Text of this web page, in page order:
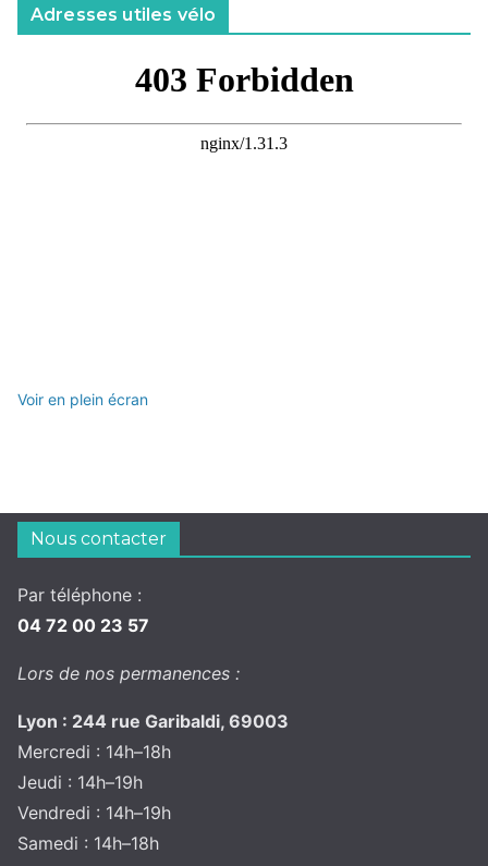
Adresses utiles vélo
Voir en plein écran
Nous contacter
Par téléphone :
04 72 00 23 57
Lors de nos permanences :
Lyon : 244 rue Garibaldi, 69003
Mercredi : 14h–18h
Jeudi : 14h–19h
Vendredi : 14h–19h
Samedi : 14h–18h